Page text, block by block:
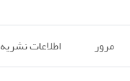
مرور اطلاعات نشریه